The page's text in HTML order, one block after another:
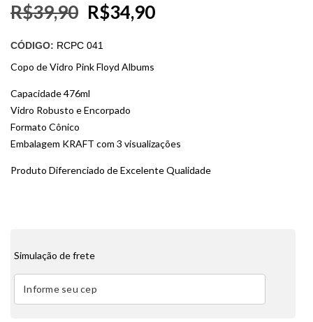
R$39,90 R$34,90
CÓDIGO: RCPC 041
Copo de Vidro Pink Floyd Albums
Capacidade 476ml
Vidro Robusto e Encorpado
Formato Cônico
Embalagem KRAFT com 3 visualizações
Produto Diferenciado de Excelente Qualidade
Simulação de frete